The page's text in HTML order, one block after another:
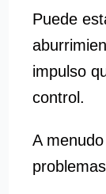
Puede
impulso
control.
A